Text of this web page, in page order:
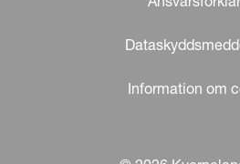
Information om